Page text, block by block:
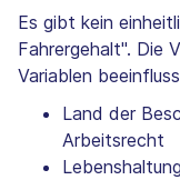
Es gibt kein
Fahrergehalt". Die
Variablen
Land der
Arbeitsrecht